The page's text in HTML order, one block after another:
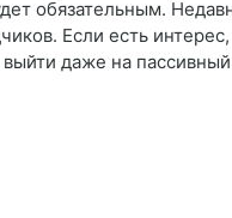
обязательным.
Если есть
даже на